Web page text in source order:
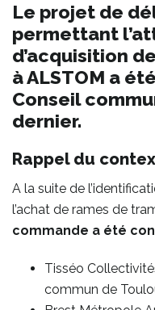
Le projet de
permettant
d’acquisition
à ALSTOM a
Conseil
dernier.
Rappel du
A la suite de
l’achat de rames de
commande a été
Tisséo
commun de